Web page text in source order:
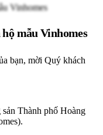
mẫu Vinhomes
bạn, mời Quý khách
Thành phố Hoàng